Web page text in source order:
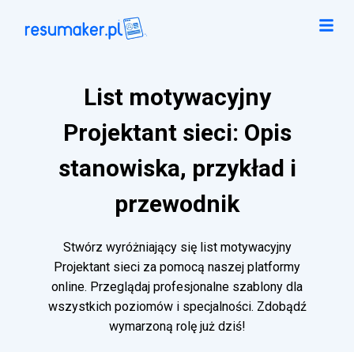
List motywacyjny
Projektant sieci: Opis
stanowiska, przykład i
przewodnik
Stwórz wyróżniający się list motywacyjny
Projektant sieci za pomocą naszej platformy
online. Przeglądaj profesjonalne szablony dla
wszystkich poziomów i specjalności. Zdobądź
wymarzoną rolę już dziś!